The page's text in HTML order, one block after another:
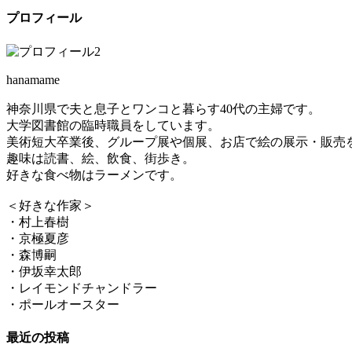
プロフィール
hanamame
神奈川県で夫と息子とワンコと暮らす40代の主婦です。
大学図書館の臨時職員をしています。
美術短大卒業後、グループ展や個展、お店で絵の展示・販売
趣味は読書、絵、飲食、街歩き。
好きな食べ物はラーメンです。
＜好きな作家＞
・村上春樹
・京極夏彦
・森博嗣
・伊坂幸太郎
・レイモンドチャンドラー
・ポールオースター
最近の投稿